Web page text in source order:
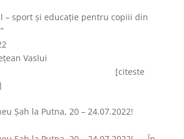
– sport și educație pentru copiii din
Județean Vaslui
[citeste
Șah la Putna, 20 – 24.07.2022!